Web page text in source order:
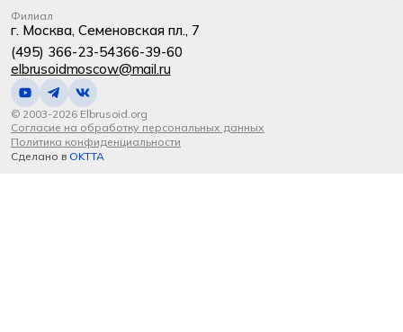
Филиал
г. Москва, Семеновская пл., 7
(495) 366-23-54366-39-60
elbrusoidmoscow@mail.ru
© 2003-2026 Elbrusoid.org
Согласие на обработку персональных данных
Политика конфиденциальности
Сделано в OKTTA